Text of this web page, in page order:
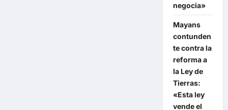
negocia»
Mayans
contunden
te contra la
reforma a
la Ley de
Tierras:
«Esta ley
vende el